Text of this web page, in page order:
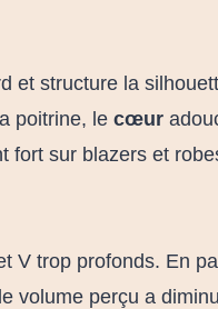
et structure la
poitrine, le cœur
fort sur blazers et
V trop profonds. En
volume perçu a